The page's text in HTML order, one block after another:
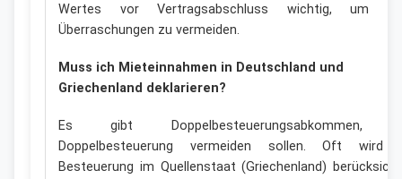
Wertes vor Vertragsabschluss wichtig, um
Überraschungen zu vermeiden.
Muss ich Mieteinnahmen in Deutschland und
Griechenland deklarieren?
Es gibt Doppelbesteuerungsabkommen,
Doppelbesteuerung vermeiden sollen. Oft wird
Besteuerung im Quellenstaat (Griechenland)